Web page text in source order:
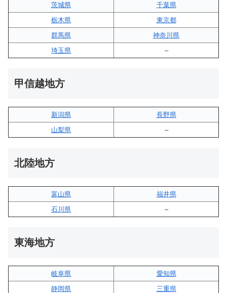
茨城県
千葉県
栃木県
東京都
群馬県
神奈川県
埼玉県
–
甲信越地方
新潟県
長野県
山梨県
–
北陸地方
富山県
福井県
石川県
–
東海地方
岐阜県
愛知県
静岡県
三重県